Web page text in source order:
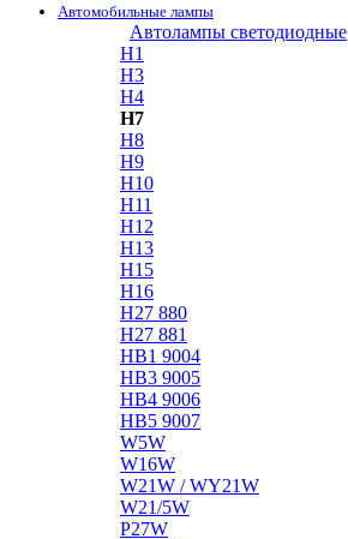
Автомобильные лампы
Автолампы светодиодные
H1
H3
H4
H7
H8
H9
H10
H11
H12
H13
H15
H16
H27 880
H27 881
HB1 9004
HB3 9005
HB4 9006
HB5 9007
W5W
W16W
W21W / WY21W
W21/5W
P27W